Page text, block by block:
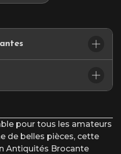
de 10H à 18H
de 12 ans
pour tous les amateurs
de belles pièces, cette
Antiquités Brocante